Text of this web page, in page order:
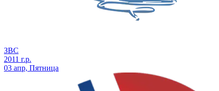
ЗВС
2011 г.р.
03 апр, Пятница